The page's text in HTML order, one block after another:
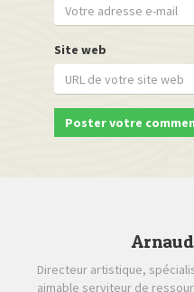
Site web
Arnaud
Directeur artistique,
aimable serviteur de